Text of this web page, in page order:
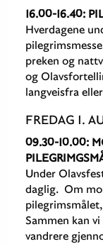
16.00-16.40:
Hverdagene
preken og
og
langveisfra
FREDAG 1.
09.30-10.00:
Under
daglig. Om
Sammen kan
vandrere